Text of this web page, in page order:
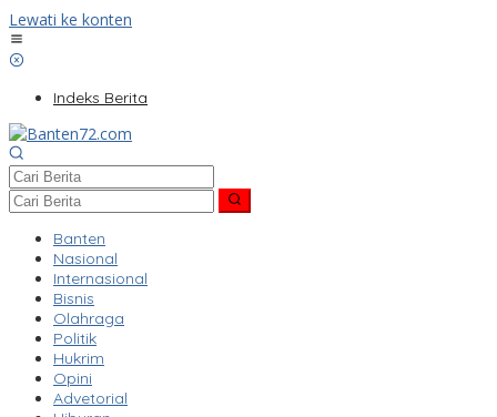
Lewati ke konten
Indeks Berita
Banten
Nasional
Internasional
Bisnis
Olahraga
Politik
Hukrim
Opini
Advetorial